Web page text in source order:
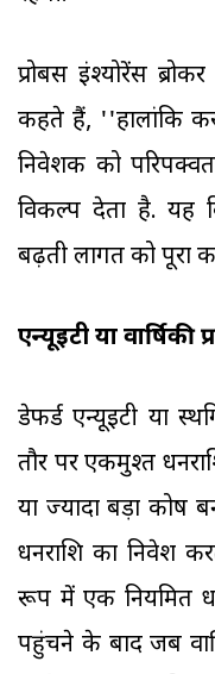
प्रोबस इंश्योरेंस
कहते हैं, ''हालांकि
निवेशक को
विकल्प देता है. यह
बढ़ती लागत को पूरा
एन्यूइटी या वार्षिकी
डेफर्ड एन्यूइटी या
तौर पर एकमुश्त
या ज्यादा बड़ा कोष
धनराशि का निवेश
रूप में एक नियमित
पहुंचने के बाद जब